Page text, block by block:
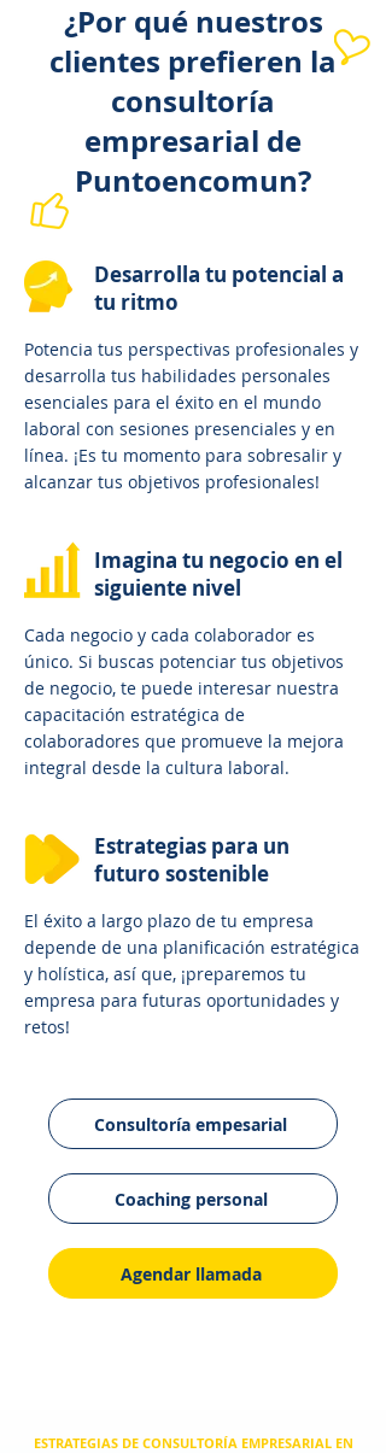
¿Por qué nuestros
clientes prefieren la
consultoría
empresarial de
Puntoencomun?
Desarrolla tu potencial a
tu ritmo
Potencia tus perspectivas profesionales y
desarrolla tus habilidades personales
esenciales para el éxito en el mundo
laboral con sesiones presenciales y en
línea. ¡Es tu momento para sobresalir y
alcanzar tus objetivos profesionales!
Imagina tu negocio en el
siguiente nivel
Cada negocio y cada colaborador es
único. Si buscas potenciar tus objetivos
de negocio, te puede interesar nuestra
capacitación estratégica de
colaboradores que promueve la mejora
integral desde la cultura laboral.
Estrategias para un
futuro sostenible
El éxito a largo plazo de tu empresa
depende de una planificación estratégica
y holística, así que, ¡preparemos tu
empresa para futuras oportunidades y
retos!
Consultoría empesarial
Coaching personal
Agendar llamada
ESTRATEGIAS DE CONSULTORÍA EMPRESARIAL EN